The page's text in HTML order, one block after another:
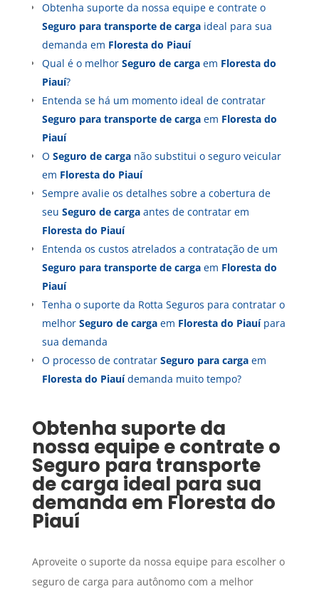
Obtenha suporte da nossa equipe e contrate o
Seguro para transporte de cargaideal para sua
demanda em Floresta do Piauí
Qual é o melhor Seguro de cargaem Floresta do
Piauí?
Entenda se há um momento ideal de contratar
Seguro para transporte de cargaem Floresta do
Piauí
O Seguro de carganão substitui o seguro veicular
em Floresta do Piauí
Sempre avalie os detalhes sobre a cobertura de
seu Seguro de cargaantes de contratar em
Floresta do Piauí
Entenda os custos atrelados a contratação de um
Seguro para transporte de cargaem Floresta do
Piauí
Tenha o suporte da Rotta Seguros para contratar o
melhor Seguro de cargaem Floresta do Piauípara
sua demanda
O processo de contratar Seguro para cargaem
Floresta do Piauídemanda muito tempo?
Obtenha suporte da
nossa equipe e contrate o
Seguro para transporte
de carga ideal para sua
demanda em Floresta do
Piauí
Aproveite o suporte da nossa equipe para escolher o
seguro de carga para autônomo com a melhor